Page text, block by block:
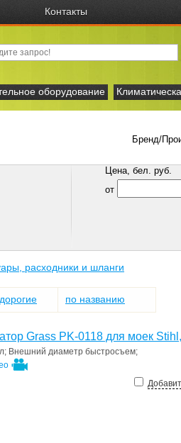
Контакты
оборудование
Бренд/
Цена, бел. руб.
от
расходники и шланги
по названию
Grass PK-0118 для моек
; Внешний диаметр быстросъем;